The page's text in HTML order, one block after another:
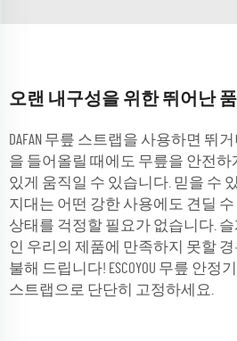
오랜 내구성을 위한 뛰어난
DAFAN 무릎 스트랩을 사용하면 뛰
을 들어올릴 때에도 무릎을 안전
있게 움직일 수 있습니다. 믿을 수
지대는 어떤 강한 사용에도 견딜 수
상태를 걱정할 필요가 없습니다.
인 우리의 제품에 만족하지 못할
불해 드립니다! ESCOYOU 무릎 안정
스트랩으로 단단히 고정하세요.